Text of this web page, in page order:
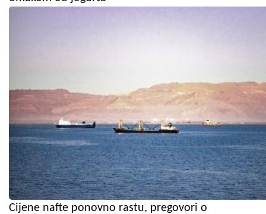
Cijene nafte ponovno rastu, pregovori o